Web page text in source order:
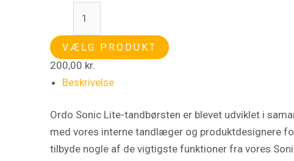
VÆLG PRODUKT
200,00 kr.
Beskrivelse
Ordo Sonic Lite-tandbørsten er blevet udviklet i
med vores interne tandlæger og produktdesignere
tilbyde nogle af de vigtigste funktioner fra vores